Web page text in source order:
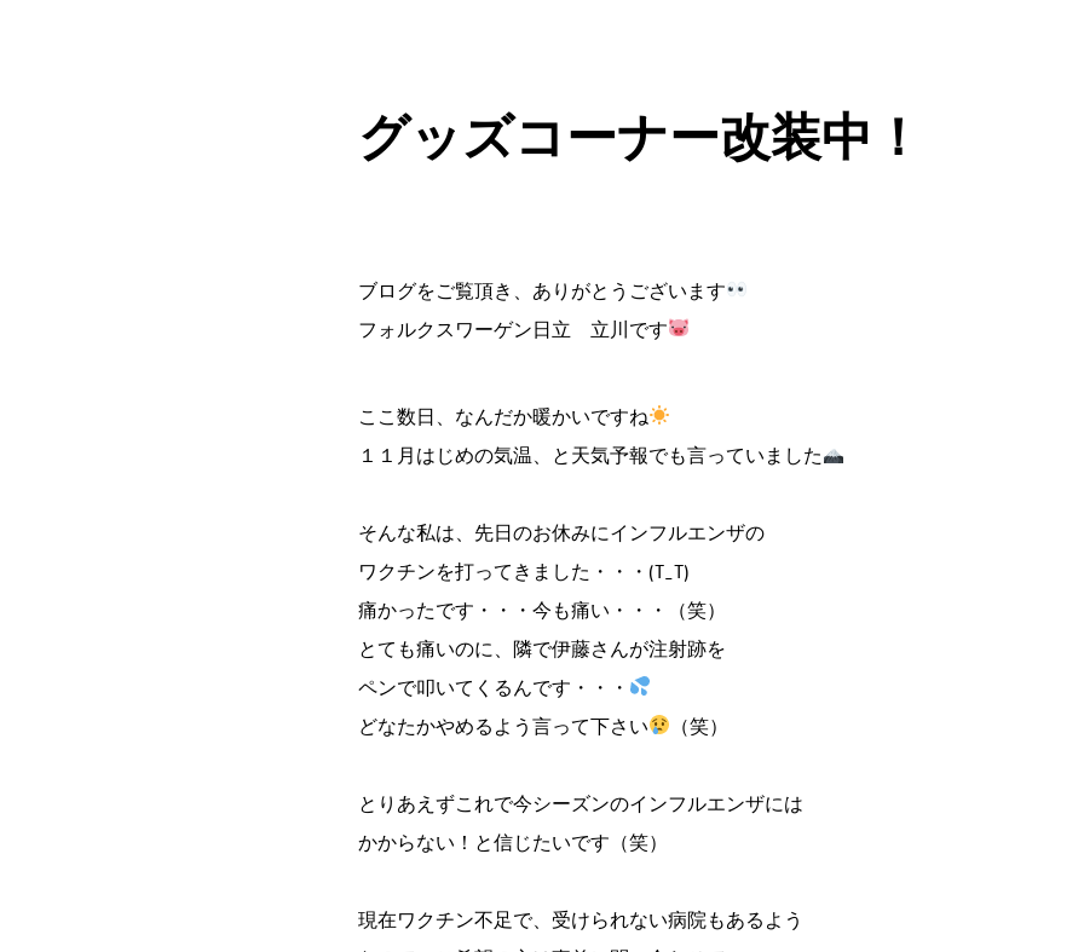
グッズコーナー改装中！
ブログをご覧頂き、ありがとうございます
フォルクスワーゲン日立 立川です
ここ数日、なんだか暖かいですね
１１月はじめの気温、と天気予報でも言っていました
そんな私は、先日のお休みにインフルエンザの
ワクチンを打ってきました・・・(T_T)
痛かったです・・・今も痛い・・・（笑）
とても痛いのに、隣で伊藤さんが注射跡を
ペンで叩いてくるんです・・・
どなたかやめるよう言って下さい
（笑）
とりあえずこれで今シーズンのインフルエンザには
かからない！と信じたいです（笑）
現在ワクチン不足で、受けられない病院もあるよう